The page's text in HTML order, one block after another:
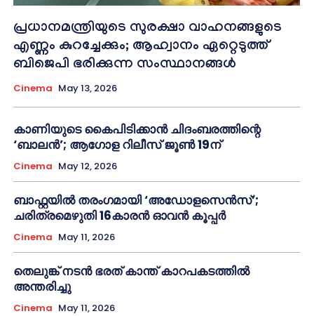
പ്രധാനമന്ത്രിയുടെ സുരക്ഷാ വാഹനങ്ങളുടെ
എണ്ണം കുറച്ചേക്കും; ആഹ്വാനം ഏറ്റെടുത്ത്
ബിജെപി ഭരിക്കുന്ന സംസ്ഥാനങ്ങള്‍
Cinema May 13, 2026
കാണിയുടെ കൈപിടിക്കാൻ ചിദംബരത്തിന്റെ
‘ബാലൻ’; ആഗോള റിലീസ് ജൂൺ 19ന്
Cinema May 12, 2026
ബാഫ്റ്റയിൽ തരംഗമായി ‘അഡോളസെൻസ്’;
ചരിത്രമെഴുതി 16കാരൻ ഓവൻ കൂപ്പർ
Cinema May 11, 2026
തെലുങ്ക് നടൻ ഭരത് കാന്ത് കാറപകടത്തിൽ
അന്തരിച്ചു
Cinema May 11, 2026